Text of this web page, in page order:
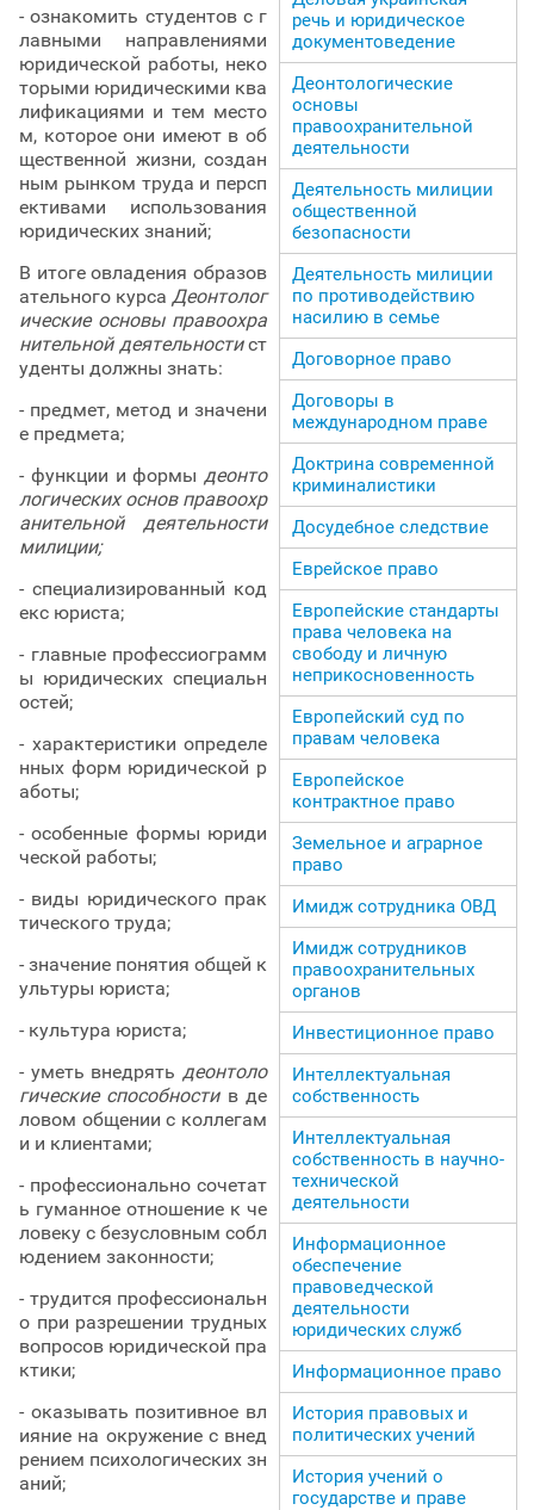
- ознакомить студентов с г
лавными направлениями
юридической работы, неко
торыми юридическими ква
лификациями и тем место
м, которое они имеют в об
щественной жизни, создан
ным рынком труда и персп
ективами использования
юридических знаний;
В итоге овладения образов
ательного курса Деонтолог
ические основы правоохра
нительной деятельностист
уденты должны знать:
- предмет, метод и значени
е предмета;
- функции и формы деонто
логических основ правоохр
анительной деятельности
милиции;
- специализированный код
екс юриста;
- главные профессиограмм
ы юридических специальн
остей;
- характеристики определе
нных форм юридической р
аботы;
- особенные формы юриди
ческой работы;
- виды юридического прак
тического труда;
- значение понятия общей к
ультуры юриста;
- культура юриста;
- уметь внедрять деонтоло
гические способностив де
ловом общении с коллегам
и и клиентами;
- профессионально сочетат
ь гуманное отношение к че
ловеку с безусловным собл
юдением законности;
- трудится профессиональн
о при разрешении трудных
вопросов юридической пра
ктики;
- оказывать позитивное вл
ияние на окружение с внед
рением психологических зн
аний;
речь и юридическое
документоведение
Деонтологические
основы
правоохранительной
деятельности
Деятельность милиции
общественной
безопасности
Деятельность милиции
по противодействию
насилию в семье
Договорное право
Договоры в
международном праве
Доктрина современной
криминалистики
Досудебное следствие
Еврейское право
Европейские стандарты
права человека на
свободу и личную
неприкосновенность
Европейский суд по
правам человека
Европейское
контрактное право
Земельное и аграрное
право
Имидж сотрудника ОВД
Имидж сотрудников
правоохранительных
органов
Инвестиционное право
Интеллектуальная
собственность
Интеллектуальная
собственность в научно-
технической
деятельности
Информационное
обеспечение
правоведческой
деятельности
юридических служб
Информационное право
История правовых и
политических учений
История учений о
государстве и праве